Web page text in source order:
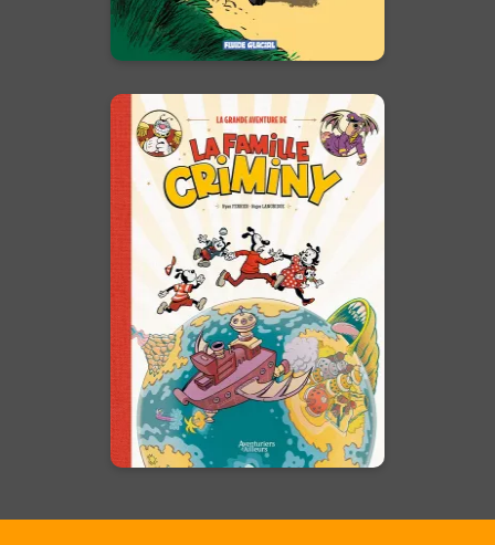
En voir +
La Grande
aventure de la
famille Criminy
Date de parution :
07/01/2026
Une aventure à 100 à l’heure
dans le style cartoons des
années 30 !
En voir +